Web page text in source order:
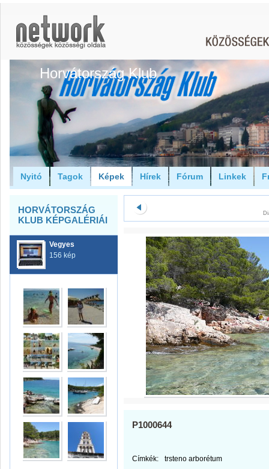
Horvátország Klub
Nyitó Tagok Képek Hírek Fórum Linkek
HORVÁTORSZÁG
KLUB KÉPGALÉRIÁI
Vegyes
156 kép
P1000644
Címkék:
trsteno arborétum